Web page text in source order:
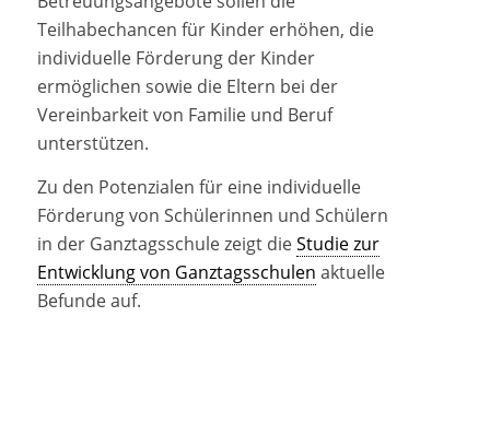
Teilhabechancen für Kinder erhöhen, die
individuelle Förderung der Kinder
ermöglichen sowie die Eltern bei der
Vereinbarkeit von Familie und Beruf
unterstützen.
Zu den Potenzialen für eine individuelle
Förderung von Schülerinnen und Schülern
in der Ganztagsschule zeigt dieStudie zur
Entwicklung von Ganztagsschulen aktuelle
Befunde auf.